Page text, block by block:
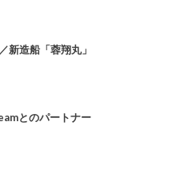
新造船「蓉翔丸」
とのパートナー